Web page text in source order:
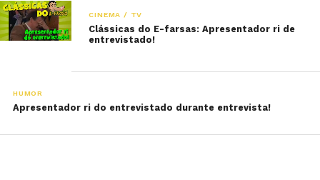
CINEMA / TV
Clássicas do E-farsas: Apresentador ri de
entrevistado!
HUMOR
Apresentador ri do entrevistado durante entrevista!